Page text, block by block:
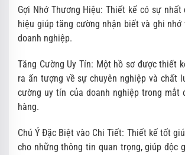
Gợi Nhớ Thương Hiệu: Thiết kế có sự
hiệu giúp tăng cường nhận biết và ghi nhớ
doanh nghiệp.
Tăng Cường Uy Tín: Một hồ sơ được thiết
ra ấn tượng về sự chuyên nghiệp và chất
cường uy tín của doanh nghiệp trong mắt
hàng.
Chú Ý Đặc Biệt vào Chi Tiết: Thiết kế tốt
cho những thông tin quan trọng, giúp độc